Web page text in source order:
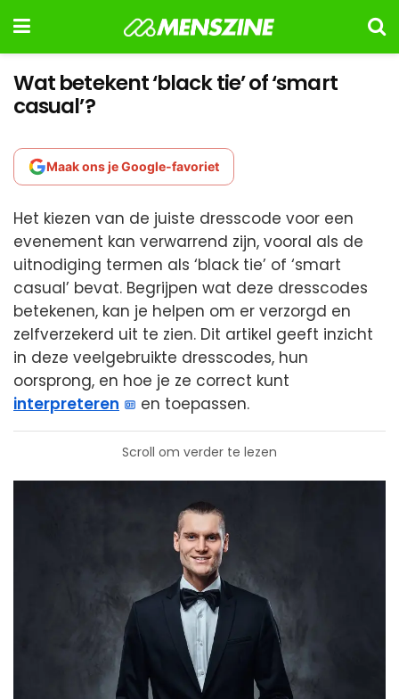
Wat betekent ‘black tie’ of ‘smart
casual’?
Maak ons je Google-favoriet
Het kiezen van de juiste dresscode voor een
evenement kan verwarrend zijn, vooral als de
uitnodiging termen als ‘black tie’ of ‘smart
casual’ bevat. Begrijpen wat deze dresscodes
betekenen, kan je helpen om er verzorgd en
zelfverzekerd uit te zien. Dit artikel geeft inzicht
in deze veelgebruikte dresscodes, hun
oorsprong, en hoe je ze correct kunt
interpreteren
en toepassen.
Scroll om verder te lezen